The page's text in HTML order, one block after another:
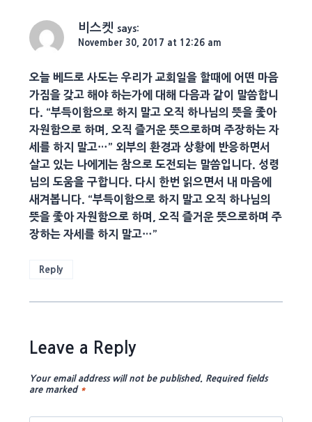
비스켓 says:
November 30, 2017 at 12:26 am
오늘 베드로 사도는 우리가 교회일을 할때에 어떤 마음
가짐을 갖고 해야 하는가에 대해 다음과 같이 말씀합니
다. “부득이함으로 하지 말고 오직 하나님의 뜻을 좇아
자원함으로 하며, 오직 즐거운 뜻으로하며 주장하는 자
세를 하지 말고…” 외부의 환경과 상황에 반응하면서
살고 있는 나에게는 참으로 도전되는 말씀입니다. 성령
님의 도움을 구합니다. 다시 한번 읽으면서 내 마음에
새겨봅니다. “부득이함으로 하지 말고 오직 하나님의
뜻을 좇아 자원함으로 하며, 오직 즐거운 뜻으로하며 주
장하는 자세를 하지 말고…”
Reply
Leave a Reply
Your email address will not be published. Required fields
are marked *